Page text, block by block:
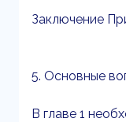
Заключение
5. Основные
В главе 1